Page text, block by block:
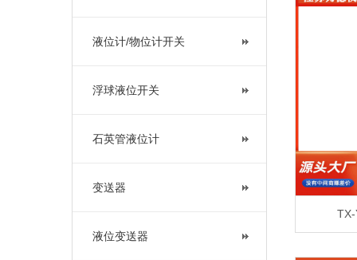
液位计/物位计开关
浮球液位开关
石英管液位计
变送器
液位变送器